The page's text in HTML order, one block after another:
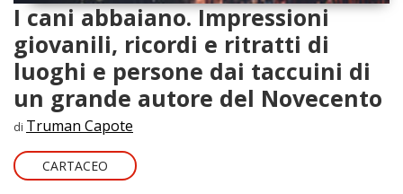
I cani abbaiano. Impressioni
giovanili, ricordi e ritratti di
luoghi e persone dai taccuini di
un grande autore del Novecento
di Truman Capote
CARTACEO